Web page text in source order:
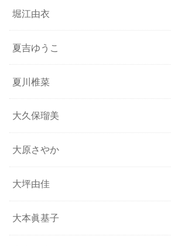
堀江由衣
夏吉ゆうこ
夏川椎菜
大久保瑠美
大原さやか
大坪由佳
大本眞基子